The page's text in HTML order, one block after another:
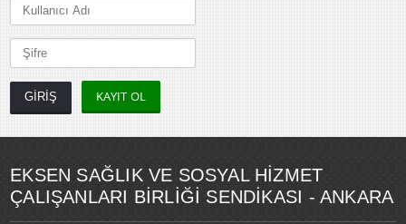
KAYIT OL
EKSEN SAĞLIK VE SOSYAL HİZMET
ÇALIŞANLARI BİRLİĞİ SENDİKASI - ANKARA